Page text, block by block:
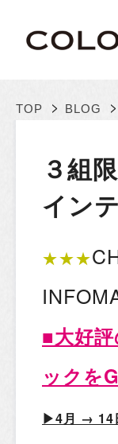
TOP > BLOG >
３組
イン
★★★
■大好
ックを
▶︎4月 →